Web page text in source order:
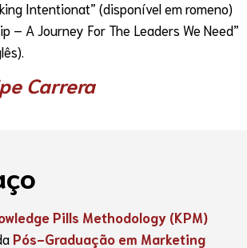
Intentionat” (disponível em romeno)
– A Journey For The Leaders We Need”
Carrera
Pills Methodology (KPM)
Pós-Graduação em Marketing